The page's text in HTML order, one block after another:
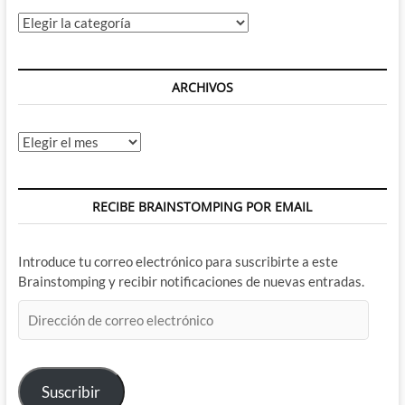
Categorías
ARCHIVOS
Archivos
RECIBE BRAINSTOMPING POR EMAIL
Introduce tu correo electrónico para suscribirte a este
Brainstomping y recibir notificaciones de nuevas entradas.
de
electrónico
Suscribir